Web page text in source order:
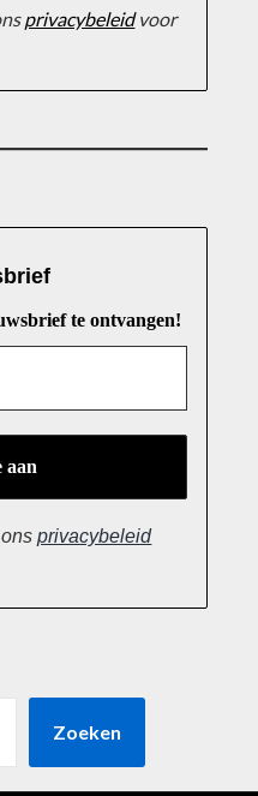
privacybeleidvoor
te ontvangen!
onsprivacybeleid
Zoeken